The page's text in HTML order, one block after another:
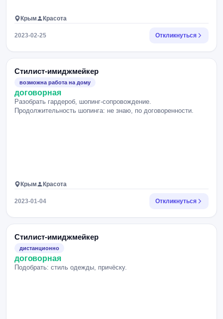
Крым Красота
2023-02-25 Откликнуться
Стилист-имиджмейкер
возможна работа на дому
договорная
Разобрать гардероб, шопинг-сопровождение.
Продолжительность шопинга: не знаю, по договоренности.
Крым Красота
2023-01-04 Откликнуться
Стилист-имиджмейкер
дистанционно
договорная
Подобрать: стиль одежды, причёску.